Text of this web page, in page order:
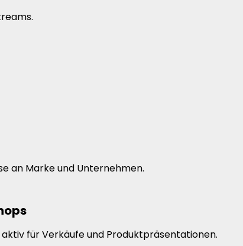
an Marke und Unternehmen.
für Verkäufe und Produktpräsentationen.